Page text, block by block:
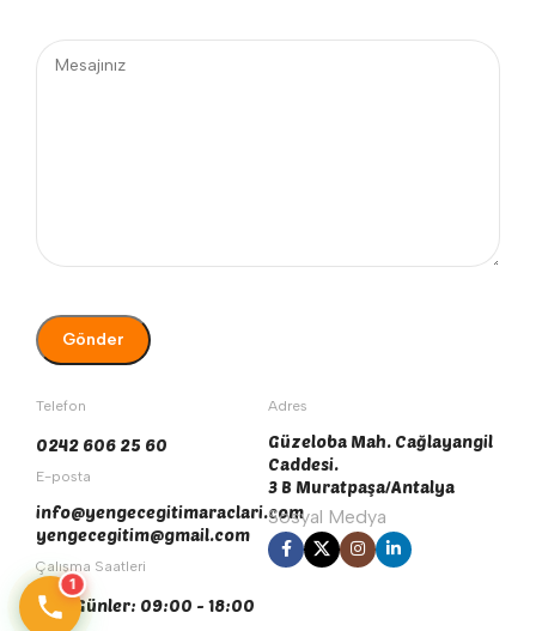
Telefon
0242 606 25 60
E-posta
info@yengecegitimaraclari.com
yengecegitim@gmail.com
Çalışma Saatleri
Tüm Günler: 09:00 - 18:00
Adres
Güzeloba Mah. Cağlayangil
Caddesi.
3 B Muratpaşa/Antalya
Sosyal Medya
1